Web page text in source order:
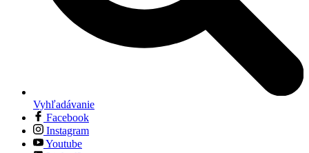
Vyhľadávanie
Facebook
Instagram
Youtube